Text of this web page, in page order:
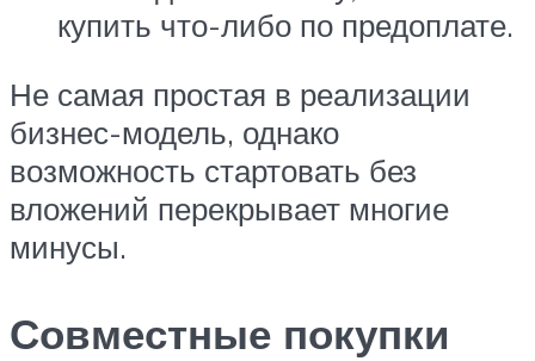
купить что-либо по предоплате.
Не самая простая в реализации
бизнес-модель, однако
возможность стартовать без
вложений перекрывает многие
минусы.
Совместные покупки